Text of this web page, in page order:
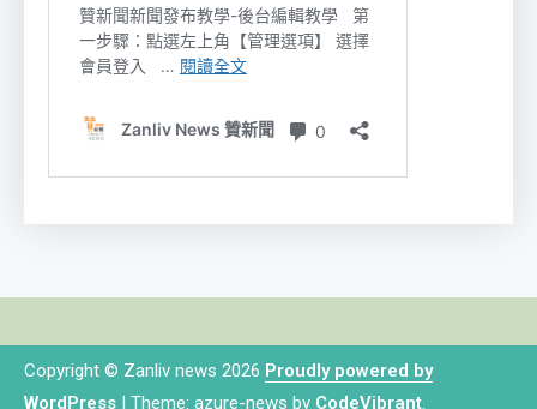
Copyright © Zanliv news 2026 Proudly powered by
WordPress | Theme: azure-news by CodeVibrant.